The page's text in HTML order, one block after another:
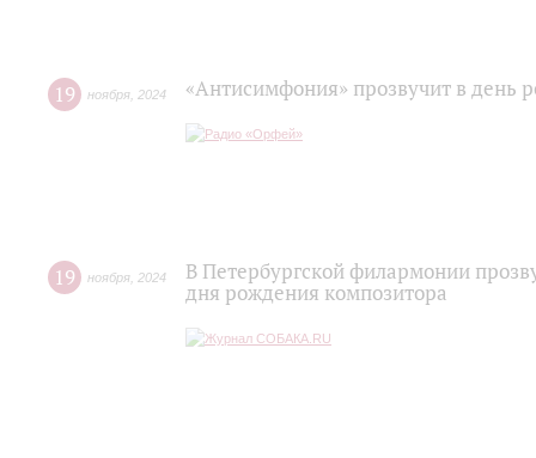
19 ноября 2024 «Антисимфония» прозвучит в день
19 ноября 2024
В Петербургской филармонии
дня рождения композитора